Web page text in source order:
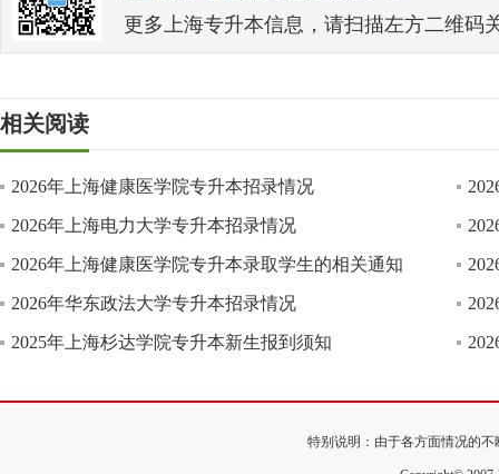
更多上海专升本信息，请扫描左方二维码
相关阅读
2026年上海健康医学院专升本招录情况
2026年上海电力大学专升本招录情况
2026年上海健康医学院专升本录取学生的相关通知
2026年华东政法大学专升本招录情况
2025年上海杉达学院专升本新生报到须知
特别说明：由于各方面情况的